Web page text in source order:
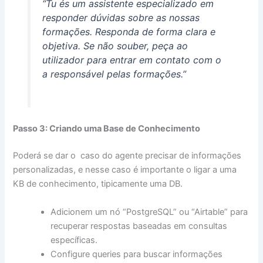
“Tu és um assistente especializado em
responder dúvidas sobre as nossas
formações. Responda de forma clara e
objetiva. Se não souber, peça ao
utilizador para entrar em contato com o
a responsável pelas formações.”
Passo 3: Criando uma Base de Conhecimento
Poderá se dar o caso do agente precisar de informações
personalizadas, e nesse caso é importante o ligar a uma
KB de conhecimento, tipicamente uma DB.
Adicionem um nó “PostgreSQL” ou “Airtable” para
recuperar respostas baseadas em consultas
específicas.
Configure queries para buscar informações